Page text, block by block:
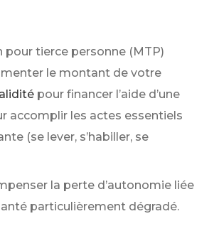
pour tierce personne (MTP)
le montant de votre
pour financer l’aide d’une
accomplir les actes essentiels
(se lever, s’habiller, se
la perte d’autonomie liée
particulièrement dégradé.